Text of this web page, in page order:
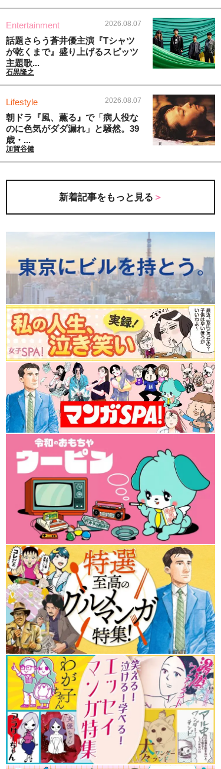
Entertainment 2026.08.07
話題さらう蒼井優主演『Tシャツ
が乾くまで』盛り上げるスピッツ
主題歌...
石黒隆之
Lifestyle 2026.08.07
朝ドラ『風、薫る』で「病人役な
のに色気がダダ漏れ」と騒然。39
歳・...
加賀谷健
新着記事をもっと見る